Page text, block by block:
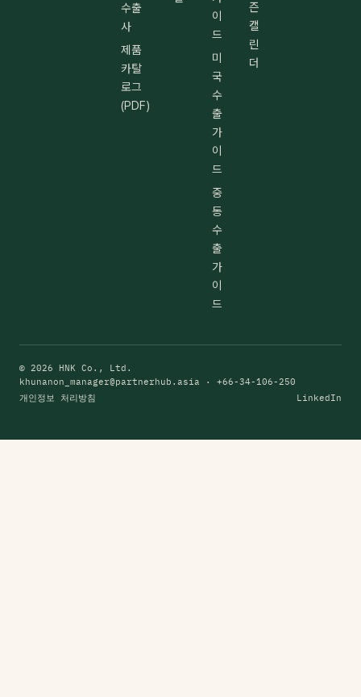
수출
사
제품
카탈
로그
(PDF)
이
드
미
국
수
출
가
이
드
중
동
수
출
가
이
드
즌
캘
린
더
© 2026 HNK Co., Ltd.
khunanon_manager@partnerhub.asia · +66-34-106-250
개인정보 처리방침
LinkedIn